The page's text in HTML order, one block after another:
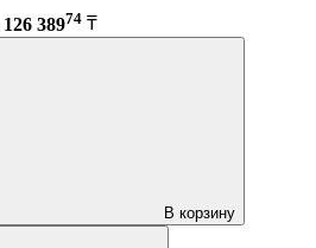
126 38974 ₸
В корзину